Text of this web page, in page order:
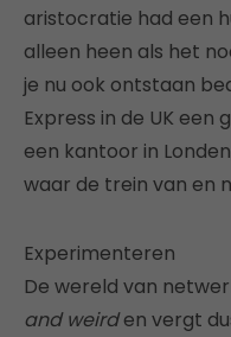
aristocratie had een
alleen heen als het
je nu ook ontstaan
Express in de UK
een kantoor in
waar de trein van en
Experimenteren
De wereld van
and weirden vergt